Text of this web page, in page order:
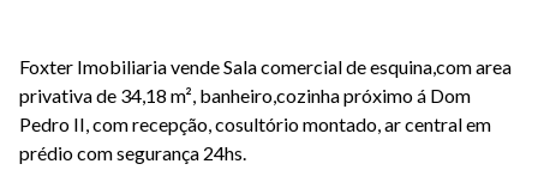
Foxter Imobiliaria vende Sala comercial de esquina,com area
privativa de 34,18 m², banheiro,cozinha próximo á Dom
Pedro II, com recepção, cosultório montado, ar central em
prédio com segurança 24hs.